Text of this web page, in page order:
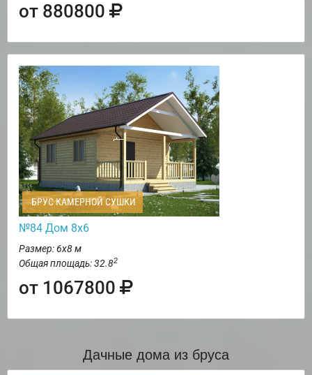
от 880800
БРУС КАМЕРНОЙ СУШКИ
№84 Дом 8х6
Размер: 6х8 м
Общая площадь: 32.82
от 1067800
Дачные дома из бруса